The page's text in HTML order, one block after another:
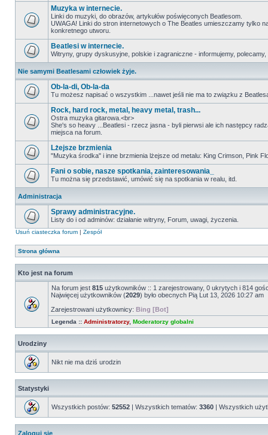
Muzyka w internecie.
Linki do muzyki, do obrazów, artykułów poświęconych Beatlesom.
UWAGA! Linki do stron internetowych o The Beatles umieszczamy tylko
konkretnego utworu.
Beatlesi w internecie.
Witryny, grupy dyskusyjne, polskie i zagraniczne - informujemy, polecamy,
Nie samymi Beatlesami człowiek żyje.
Ob-la-di, Ob-la-da
Tu możesz napisać o wszystkim ...nawet jeśli nie ma to związku z
Rock, hard rock, metal, heavy metal, trash...
Ostra muzyka gitarowa.<br>
She's so heavy ...Beatlesi - rzecz jasna - byli pierwsi ale ich następcy
miejsca na forum.
Lżejsze brzmienia
"Muzyka środka" i inne brzmienia lżejsze od metalu: King Crimson, Pink
Fani o sobie, nasze spotkania, zainteresowania_
Tu można się przedstawić, umówić się na spotkania w realu, itd.
Administracja
Sprawy administracyjne.
Listy do i od adminów: działanie witryny, Forum, uwagi, życzenia.
Usuń ciasteczka forum | Zespół
Strona główna
Kto jest na forum
Na forum jest 815 użytkowników :: 1 zarejestrowany, 0 ukrytych i 814
Najwięcej użytkowników (2029) było obecnych Pią Lut 13, 2026 10:27 am
Zarejestrowani użytkownicy: Bing [Bot]
Legenda :: Administratorzy, Moderatorzy globalni
Urodziny
Nikt nie ma dziś urodzin
Statystyki
Wszystkich postów: 52552 | Wszystkich tematów: 3360 | Wszystkich
Zaloguj się